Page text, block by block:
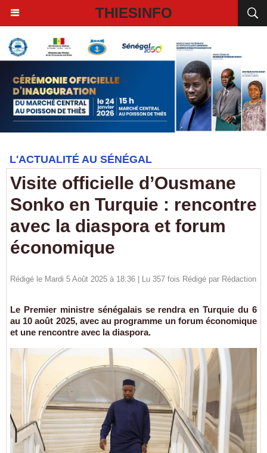
THIESINFO
L'ACTUALITÉ AU SÉNÉGAL
Visite officielle d’Ousmane
Sonko en Turquie : rencontre
avec la diaspora et forum
économique
Rédigé le Mardi 5 Août 2025 à 18:36 | Lu 357 fois Rédigé par Rédaction
Le Premier ministre sénégalais se rendra en Turquie du 6
au 10 août 2025, avec au programme un forum économique
et une rencontre avec la diaspora.